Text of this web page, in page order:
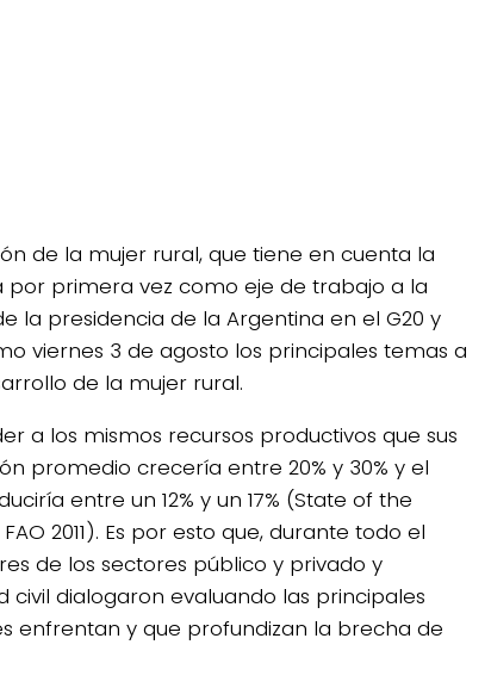
de la mujer rural, que tiene en cuenta la
por primera vez como eje de trabajo a la
la presidencia de la Argentina en el G20 y
viernes 3 de agosto los principales temas a
de la mujer rural.
a los mismos recursos productivos que sus
promedio crecería entre 20% y 30% y el
entre un 12% y un 17% (State of the
2011). Es por esto que, durante todo el
de los sectores público y privado y
civil dialogaron evaluando las principales
enfrentan y que profundizan la brecha de